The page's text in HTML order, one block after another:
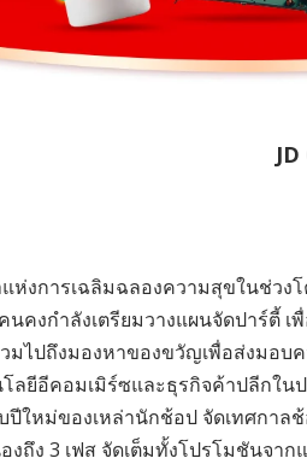
ห่งการเฉลิมฉลองความสุขในช่วง
นคงกำลังเตรียมวางแผนจัดปาร์ตี้
ไปถึงมองหาของขวัญเพื่อส่งมอบ
โลยีอีคอมเมิร์ซและธุรกิจค้าปลีกใ
หม่ของเหล่านักช้อป จัดเทศกาลช้อ
งถึง 3 เฟส จัดเต็มทั้งโปรโมชันจ